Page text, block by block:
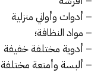
– أدوات وأواني منزلية
– مواد النظافة؛
– أدوية مختلفة خفيفة
– ألبسة وأمتعة مختلفة